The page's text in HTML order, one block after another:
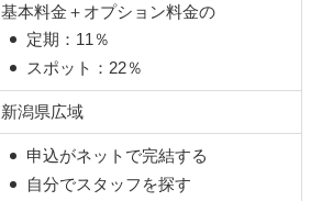
基本料金＋オプション料金の
定期：11％
スポット：22％
新潟県広域
申込がネットで完結する
自分でスタッフを探す